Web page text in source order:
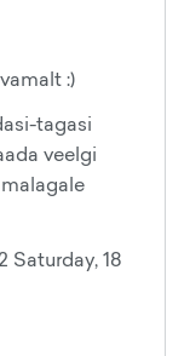
:)
tagasi
veelgi
18